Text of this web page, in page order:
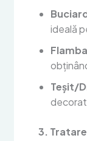
ideală
Teșit/
3.